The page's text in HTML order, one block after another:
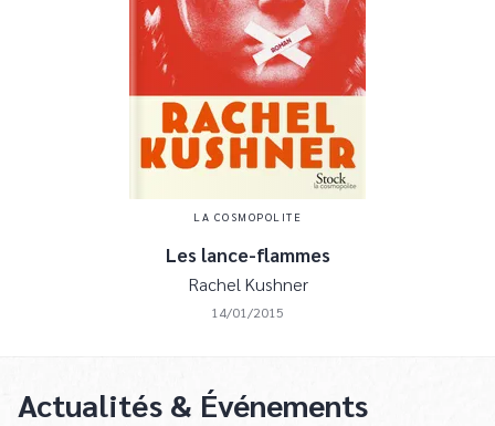
LA COSMOPOLITE
Les lance-flammes
Rachel Kushner
14/01/2015
Actualités & Événements